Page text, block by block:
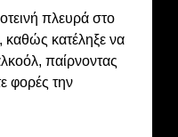
πλευρά στο
καθώς κατέληξε να
παίρνοντας
φορές την